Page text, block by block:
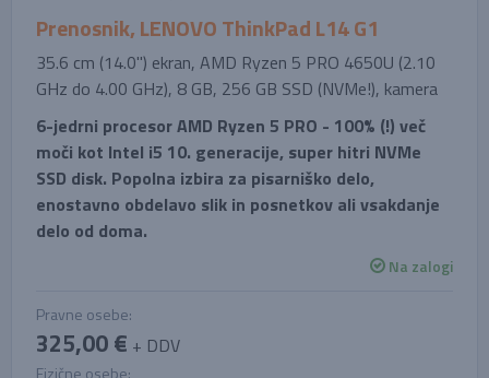
Prenosnik, LENOVO ThinkPad L14 G1
35.6 cm (14.0'') ekran, AMD Ryzen 5 PRO 4650U (2.10
GHz do 4.00 GHz), 8 GB, 256 GB SSD (NVMe!), kamera
6-jedrni procesor AMD Ryzen 5 PRO - 100% (!) več
moči kot Intel i5 10. generacije, super hitri NVMe
SSD disk. Popolna izbira za pisarniško delo,
enostavno obdelavo slik in posnetkov ali vsakdanje
delo od doma.
Na zalogi
Pravne osebe:
325,00 € + DDV
Fizične osebe: